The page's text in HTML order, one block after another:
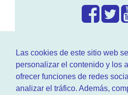
Las cookies de este sitio web
personalizar el contenido y los
ofrecer funciones de redes
analizar el tráfico. Además,
Enwww.RenovarCarnet.com
larenovación del permisode
actualidad motor y sobre
Ademas tenemos todo tipo de